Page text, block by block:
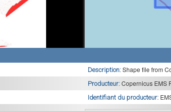
Description: Shape file from
Producteur: Copernicus EMS
Identifiant du producteur: